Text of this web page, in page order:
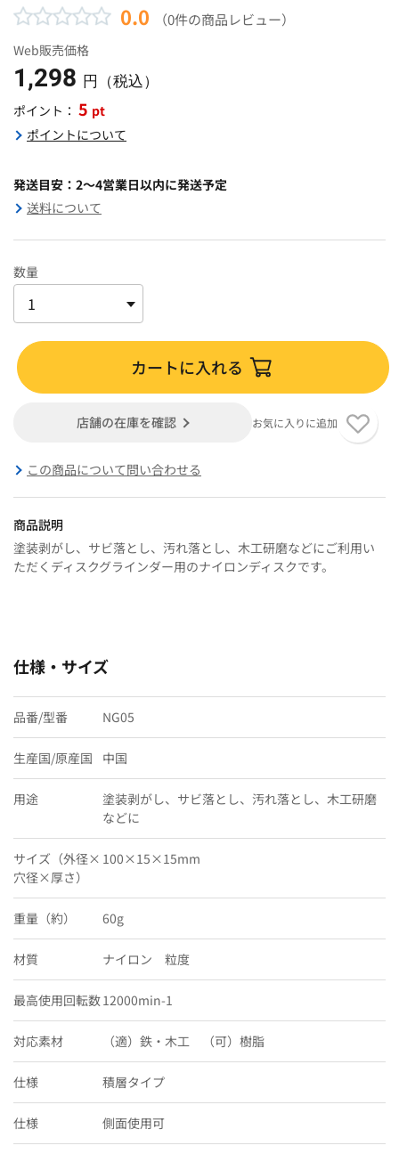
0.0 （0件の商品レビュー）
Web販売価格
1,298 円（税込）
ポイント： 5 pt
ポイントについて
発送目安：2～4営業日以内に発送予定
送料について
数量
カートに入れる
店舗の在庫を確認 お気に入りに追加
この商品について問い合わせる
商品説明
塗装剥がし、サビ落とし、汚れ落とし、木工研磨などにご利用い
ただくディスクグラインダー用のナイロンディスクです。
仕様・サイズ
品番/型番 NG05
生産国/原産国 中国
用途
塗装剥がし、サビ落とし、汚れ落とし、木工研磨
などに
サイズ（外径×
穴径×厚さ）
100×15×15mm
重量（約） 60g
材質 ナイロン 粒度
最高使用回転数12000min-1
対応素材 （適）鉄・木工 （可）樹脂
仕様 積層タイプ
仕様 側面使用可